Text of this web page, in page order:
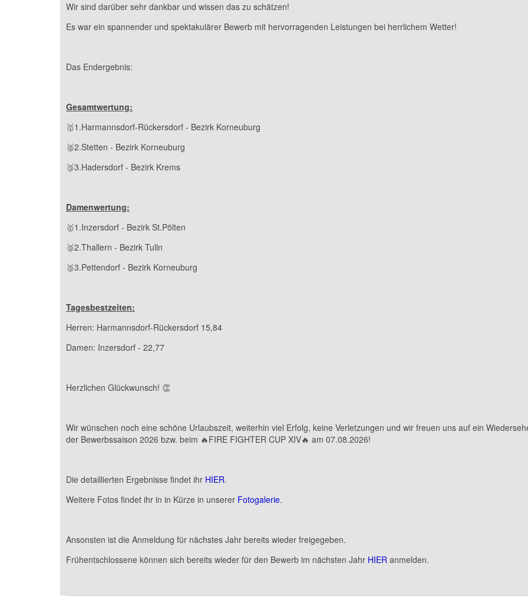
Wir sind darüber sehr dankbar und wissen das zu schätzen!
Es war ein spannender und spektakulärer Bewerb mit hervorragenden Leistungen bei herrlichem Wetter!
Das Endergebnis:
Gesamtwertung:
🥇1.Harmannsdorf-Rückersdorf - Bezirk Korneuburg
🥈2.Stetten - Bezirk Korneuburg
🥉3.Hadersdorf - Bezirk Krems
Damenwertung:
🥇1.Inzersdorf - Bezirk St.Pölten
🥈2.Thallern - Bezirk Tulln
🥉3.Pettendorf - Bezirk Korneuburg
Tagesbestzeiten:
Herren: Harmannsdorf-Rückersdorf 15,84
Damen: Inzersdorf - 22,77
Herzlichen Glückwunsch! 👏
Wir wünschen noch eine schöne Urlaubszeit, weiterhin viel Erfolg, keine Verletzungen und wir freuen uns auf ein
der Bewerbssaison 2026 bzw. beim 🔥FIRE FIGHTER CUP XIV🔥 am 07.08.2026!
Die detaillierten Ergebnisse findet ihr HIER.
Weitere Fotos findet ihr in in Kürze in unserer Fotogalerie.
Ansonsten ist die Anmeldung für nächstes Jahr bereits wieder freigegeben.
Frühentschlossene können sich bereits wieder für den Bewerb im nächsten Jahr HIER anmelden.